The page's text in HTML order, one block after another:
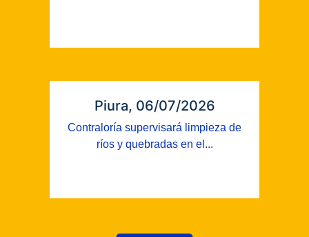
Piura, 06/07/2026
Contraloría supervisará limpieza de
ríos y quebradas en el...